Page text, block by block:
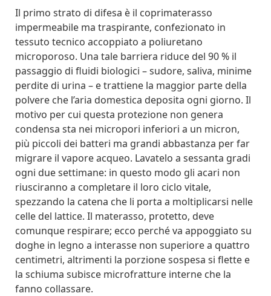
Il primo strato di difesa è il coprimaterasso
impermeabile ma traspirante, confezionato in
tessuto tecnico accoppiato a poliuretano
microporoso. Una tale barriera riduce del 90 % il
passaggio di fluidi biologici – sudore, saliva, minime
perdite di urina – e trattiene la maggior parte della
polvere che l’aria domestica deposita ogni giorno. Il
motivo per cui questa protezione non genera
condensa sta nei micropori inferiori a un micron,
più piccoli dei batteri ma grandi abbastanza per far
migrare il vapore acqueo. Lavatelo a sessanta gradi
ogni due settimane: in questo modo gli acari non
riusciranno a completare il loro ciclo vitale,
spezzando la catena che li porta a moltiplicarsi nelle
celle del lattice. Il materasso, protetto, deve
comunque respirare; ecco perché va appoggiato su
doghe in legno a interasse non superiore a quattro
centimetri, altrimenti la porzione sospesa si flette e
la schiuma subisce microfratture interne che la
fanno collassare.